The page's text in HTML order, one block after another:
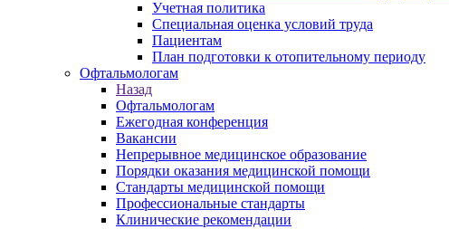
Учетная политика
Специальная оценка условий труда
Пациентам
План подготовки к отопительному периоду
Офтальмологам
Назад
Офтальмологам
Ежегодная конференция
Вакансии
Непрерывное медицинское образование
Порядки оказания медицинской помощи
Стандарты медицинской помощи
Профессиональные стандарты
Клинические рекомендации